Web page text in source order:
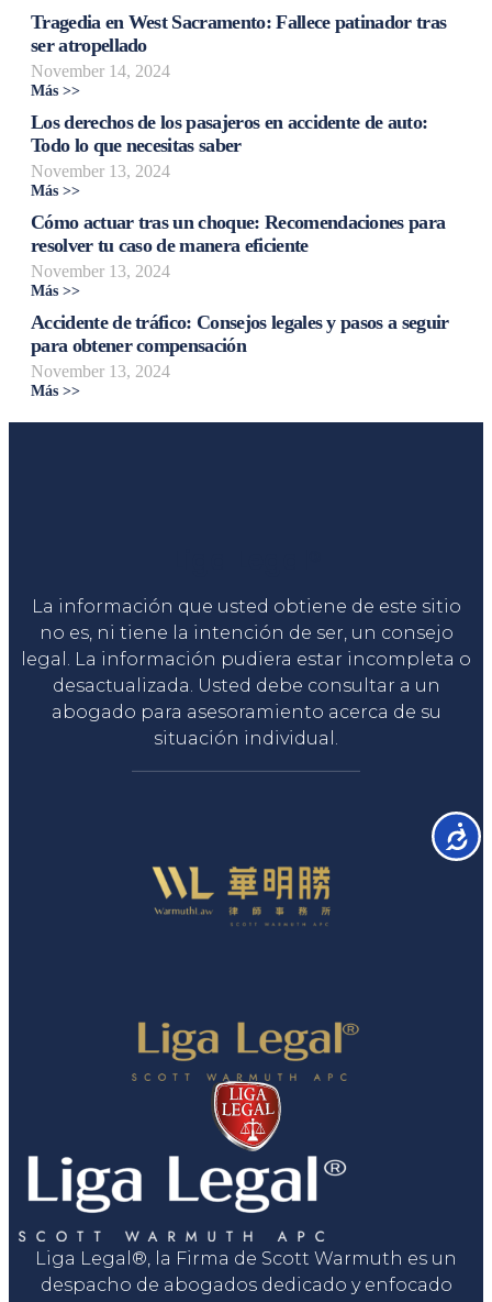
Tragedia en West Sacramento: Fallece patinador tras
ser atropellado
November 14, 2024
Más >>
Los derechos de los pasajeros en accidente de auto:
Todo lo que necesitas saber
November 13, 2024
Más >>
Cómo actuar tras un choque: Recomendaciones para
resolver tu caso de manera eficiente
November 13, 2024
Más >>
Accidente de tráfico: Consejos legales y pasos a seguir
para obtener compensación
November 13, 2024
Más >>
La información que usted obtiene de este sitio
no es, ni tiene la intención de ser, un consejo
legal. La información pudiera estar incompleta o
desactualizada. Usted debe consultar a un
abogado para asesoramiento acerca de su
situación individual.
Liga Legal®, la Firma de Scott Warmuth es un
despacho de abogados dedicado y enfocado